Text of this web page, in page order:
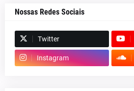
Nossas Redes Sociais
Twitter
Instagram